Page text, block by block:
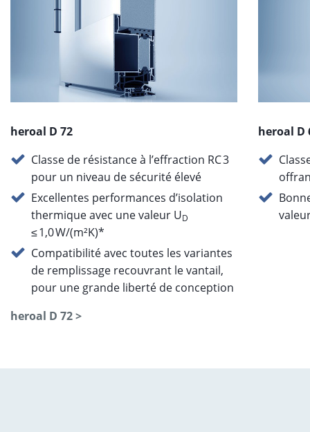
heroal D 72
Classe de résistance à l’effraction RC 3
pour un niveau de sécurité élevé
Excellentes performances d’isolation
thermique avec une valeur UD
≤ 1,0 W/(m²K)*
Compatibilité avec toutes les variantes
de remplissage recouvrant le vantail,
pour une grande liberté de conception
heroal D 72 >
heroal D